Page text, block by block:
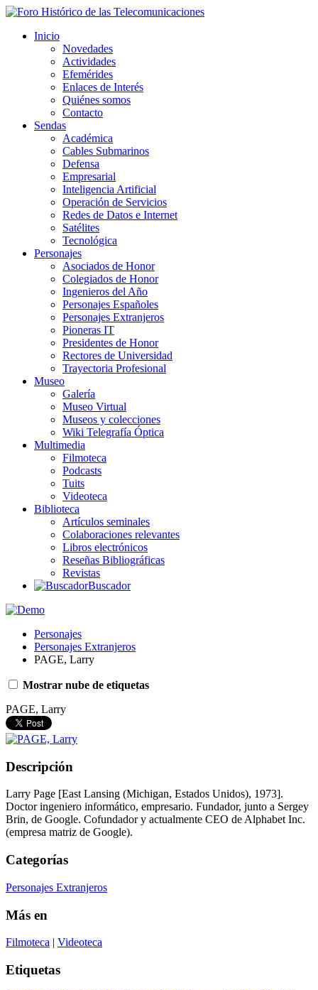
Inicio
Novedades
Actividades
Efemérides
Enlaces de Interés
Quiénes somos
Contacto
Sendas
Académica
Cables Submarinos
Defensa
Empresarial
Inteligencia Artificial
Operación de Servicios
Redes de Datos e Internet
Satélites
Tecnológica
Personajes
Asociados de Honor
Colegiados de Honor
Ingenieros del Año
Personajes Españoles
Personajes Extranjeros
Pioneras IT
Presidentes de Honor
Rectores de Universidad
Trayectoria Profesional
Museo
Galería
Museo Virtual
Museos y colecciones
Wiki Telegrafía Óptica
Multimedia
Filmoteca
Podcasts
Tuits
Videoteca
Biblioteca
Artículos seminales
Colaboraciones relevantes
Libros electrónicos
Reseñas Bibliográficas
Revistas
Buscador
Personajes
Personajes Extranjeros
PAGE, Larry
Mostrar nube de etiquetas
PAGE, Larry
Descripción
Larry Page [East Lansing (Michigan, Estados Unidos), 1973].
Doctor ingeniero informático, empresario. Fundador, junto a Sergey
Brin, de Google. Cofundador y actualmente CEO de Alphabet Inc.
(empresa matriz de Google).
Categorías
Personajes Extranjeros
Más en
Filmoteca | Videoteca
Etiquetas